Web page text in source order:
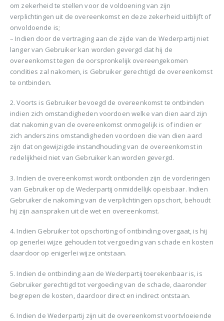
om zekerheid te stellen voor de voldoening van zijn
verplichtingen uit de overeenkomst en deze zekerheid uitblijft of
onvoldoende is;
– Indien door de vertraging aan de zijde van de Wederpartij niet
langer van Gebruiker kan worden gevergd dat hij de
overeenkomst tegen de oorspronkelijk overeengekomen
condities zal nakomen, is Gebruiker gerechtigd de overeenkomst
te ontbinden.
2. Voorts is Gebruiker bevoegd de overeenkomst te ontbinden
indien zich omstandigheden voordoen welke van dien aard zijn
dat nakoming van de overeenkomst onmogelijk is of indien er
zich anderszins omstandigheden voordoen die van dien aard
zijn dat ongewijzigde instandhouding van de overeenkomst in
redelijkheid niet van Gebruiker kan worden gevergd.
3. Indien de overeenkomst wordt ontbonden zijn de vorderingen
van Gebruiker op de Wederpartij onmiddellijk opeisbaar. Indien
Gebruiker de nakoming van de verplichtingen opschort, behoudt
hij zijn aanspraken uit de wet en overeenkomst.
4. Indien Gebruiker tot opschorting of ontbinding overgaat, is hij
op generlei wijze gehouden tot vergoeding van schade en kosten
daardoor op enigerlei wijze ontstaan.
5. Indien de ontbinding aan de Wederpartij toerekenbaar is, is
Gebruiker gerechtigd tot vergoeding van de schade, daaronder
begrepen de kosten, daardoor direct en indirect ontstaan.
6. Indien de Wederpartij zijn uit de overeenkomst voortvloeiende